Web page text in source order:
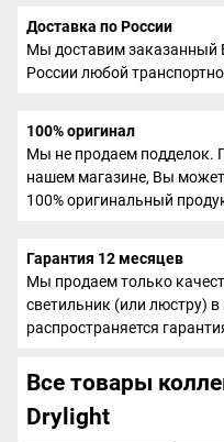
Доставка по России
Мы доставим заказанный
России любой
100% оригинал
Мы не продаем подделок.
нашем магазине, Вы
100% оригинальный
Гарантия 12 месяцев
Мы продаем только
светильник (или люстру)
распространяется
Все товары
Drylight